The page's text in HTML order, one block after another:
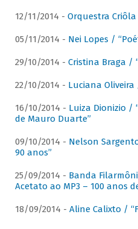
12/11/2014 - Orquestra
05/11/2014 - Nei Lopes /
29/10/2014 - Cristina Braga /
22/10/2014 - Luciana Oliveira
16/10/2014 - Luiza Dionizio /
de Mauro Duarte”
09/10/2014 - Nelson
90 anos”
25/09/2014 - Banda
Acetato ao MP3 – 100 anos
18/09/2014 - Aline Calixto /